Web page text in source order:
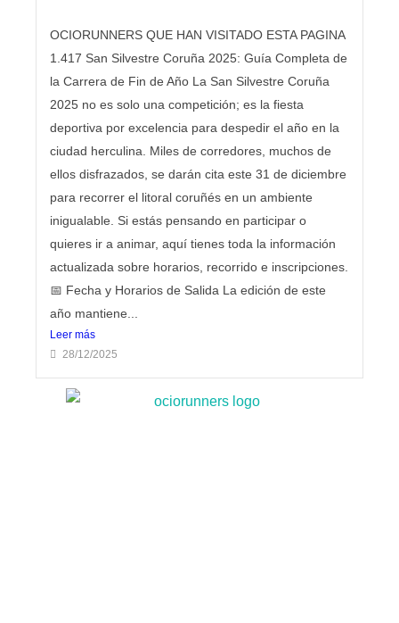
OCIORUNNERS QUE HAN VISITADO ESTA PAGINA
1.417 San Silvestre Coruña 2025: Guía Completa de
la Carrera de Fin de Año La San Silvestre Coruña
2025 no es solo una competición; es la fiesta
deportiva por excelencia para despedir el año en la
ciudad herculina. Miles de corredores, muchos de
ellos disfrazados, se darán cita este 31 de diciembre
para recorrer el litoral coruñés en un ambiente
inigualable. Si estás pensando en participar o
quieres ir a animar, aquí tienes toda la información
actualizada sobre horarios, recorrido e inscripciones.
📅 Fecha y Horarios de Salida La edición de este
año mantiene...
Leer más
28/12/2025